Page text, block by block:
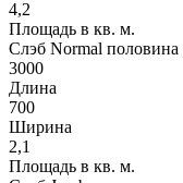
4,2
Площадь в кв. м.
Слэб Normal половина
3000
Длина
700
Ширина
2,1
Площадь в кв. м.